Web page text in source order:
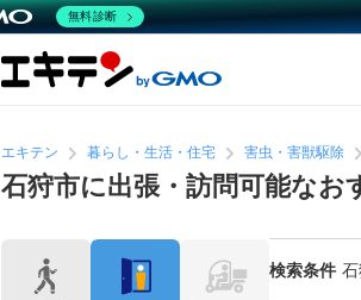
エキテン 暮らし・生活・住宅 害虫・害獣駆除
石狩市に出張・訪問可能なお
検索条件
無料診断